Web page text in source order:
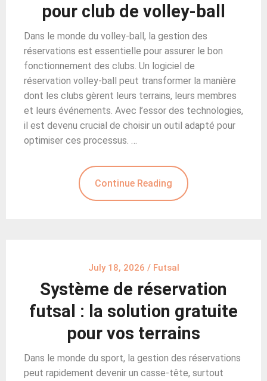
pour club de volley-ball
Dans le monde du volley-ball, la gestion des
réservations est essentielle pour assurer le bon
fonctionnement des clubs. Un logiciel de
réservation volley-ball peut transformer la manière
dont les clubs gèrent leurs terrains, leurs membres
et leurs événements. Avec l’essor des technologies,
il est devenu crucial de choisir un outil adapté pour
optimiser ces processus. …
Continue Reading
July 18, 2026 / Futsal
Système de réservation
futsal : la solution gratuite
pour vos terrains
Dans le monde du sport, la gestion des réservations
peut rapidement devenir un casse-tête, surtout